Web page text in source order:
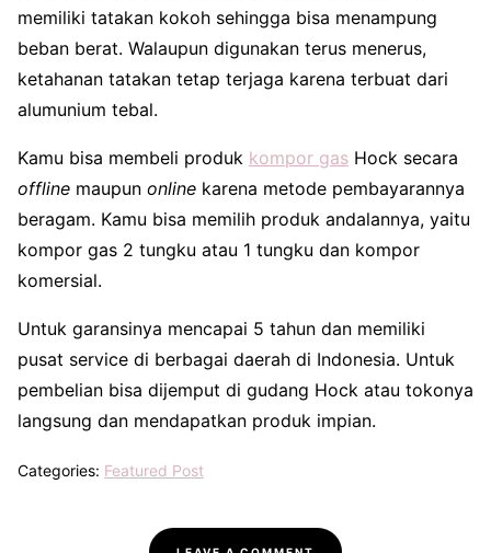
memiliki tatakan kokoh sehingga bisa menampung
beban berat. Walaupun digunakan terus menerus,
ketahanan tatakan tetap terjaga karena terbuat dari
alumunium tebal.
Kamu bisa membeli produk kompor gas Hock secara
offline maupun online karena metode pembayarannya
beragam. Kamu bisa memilih produk andalannya, yaitu
kompor gas 2 tungku atau 1 tungku dan kompor
komersial.
Untuk garansinya mencapai 5 tahun dan memiliki
pusat service di berbagai daerah di Indonesia. Untuk
pembelian bisa dijemput di gudang Hock atau tokonya
langsung dan mendapatkan produk impian.
Categories: Featured Post